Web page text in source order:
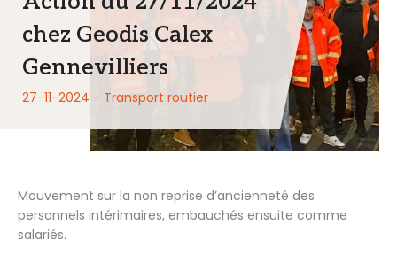
chez Geodis Calex
Gennevilliers
27-11-2024 - Transport routier
Mouvement sur la non reprise d’ancienneté des
personnels intérimaires, embauchés ensuite comme
salariés.